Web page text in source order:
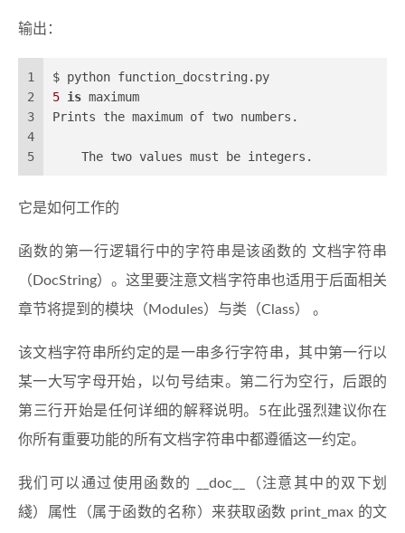
输出：
1
2
3
4
5
$ python function_docstring.py
5 is maximum
Prints the maximum of two numbers.
    The two values must be integers.
它是如何工作的
函数的第一行逻辑行中的字符串是该函数的 文档字符串
（DocString）。这里要注意文档字符串也适用于后面相关
章节将提到的模块（Modules）与类（Class） 。
该文档字符串所约定的是一串多行字符串，其中第一行以
某一大写字母开始，以句号结束。第二行为空行，后跟的
第三行开始是任何详细的解释说明。5在此强烈建议你在
你所有重要功能的所有文档字符串中都遵循这一约定。
我们可以通过使用函数的 __doc__（注意其中的双下划
綫）属性（属于函数的名称）来获取函数 print_max 的文